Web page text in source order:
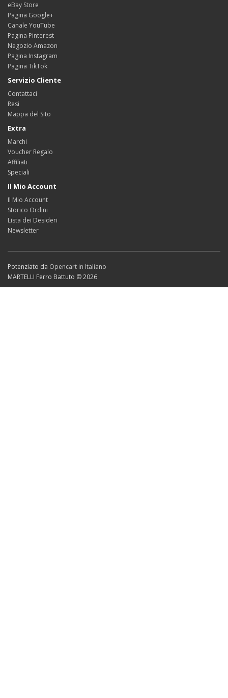
eBay Store
Pagina Google+
Canale YouTube
Pagina Pinterest
Negozio Amazon
Pagina Instagram
Pagina TikTok
Servizio Cliente
Contattaci
Resi
Mappa del Sito
Extra
Marchi
Voucher Regalo
Affiliati
Speciali
Il Mio Account
Il Mio Account
Storico Ordini
Lista dei Desideri
Newsletter
Potenziato da Opencart in Italiano
MARTELLI Ferro Battuto © 2026